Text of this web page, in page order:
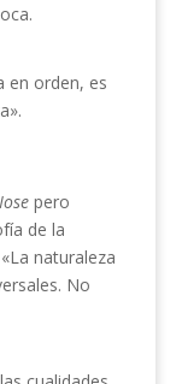
en orden, es
pero
de la
naturaleza
No